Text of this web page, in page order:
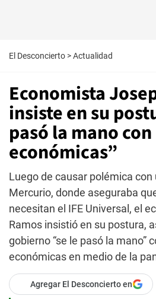
El Desconcierto >Actualidad
Economista
insiste en su
pasó la mano
económicas”
Luego de causar polémica con
Mercurio, donde aseguraba
necesitan el IFE Universal, el
Ramos insistió en su postura,
gobierno “se le pasó la mano”
económicas en medio de la
Agregar El Desconcierto en